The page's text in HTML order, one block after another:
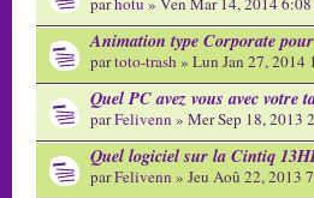
Animation type Corporate
partoto-trash» Lun Jan 27, 2014
Quel PC avez vous avec votre
parFelivenn » Mer Sep 18, 2013
Quel logiciel sur la Cintiq
parFelivenn » Jeu Aoû 22, 2013